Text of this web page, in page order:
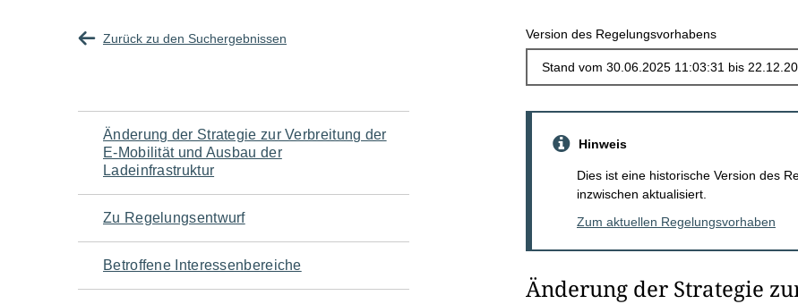
Zurück zu den Suchergebnissen Version des Regelungsvorhabens
Navigation
für
den
Seiteninhalt
Änderung der Strategie zur Verbreitung der
E-Mobilität und Ausbau der
Ladeinfrastruktur
Zu Regelungsentwurf
Betroffene Interessenbereiche
Hinweis
Dies ist eine historische Version des
inzwischen aktualisiert.
Zum aktuellen Regelungsvorhaben
Änderung der Strategie